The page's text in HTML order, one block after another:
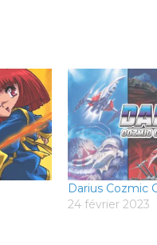
Darius Cozmic
24 février 2023